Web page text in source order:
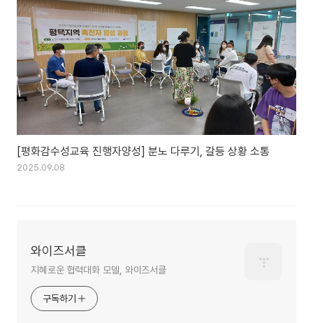
[평화감수성교육 진행자양성] 분노 다루기, 갈등 상황 소통
2025.09.08
와이즈서클
지혜로운 협력대화 모델, 와이즈서클
구독하기